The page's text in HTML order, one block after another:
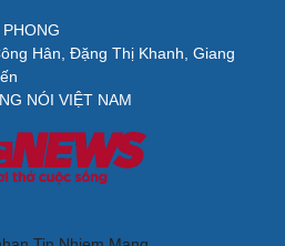
Hân, Đặng Thị Khanh, Giang
NÓI VIỆT NAM